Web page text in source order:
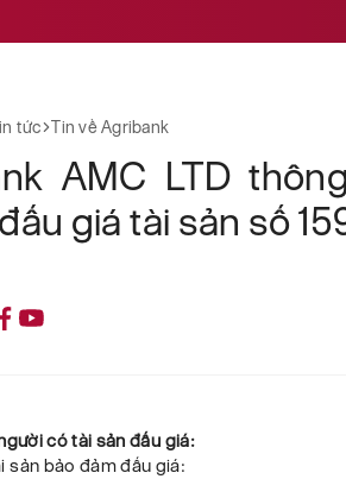
tức Tin về Agribank
AMC LTD
giá tài sản số
có tài sản đấu giá:
sản bảo đảm đấu giá: